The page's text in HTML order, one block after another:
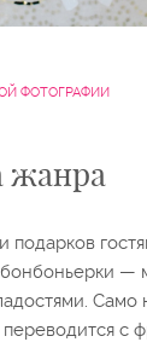
ФОТОГРАФИИ
жанра
подарков
—
Само
с